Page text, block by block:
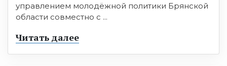
управлением молодёжной политики Брянской
области совместно с ...
Читать далее